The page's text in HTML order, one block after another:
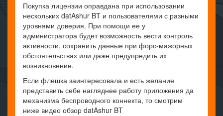
Покупка лицензии оправдана при использовании
нескольких datAshur BT и пользователями с разными
уровнями доверия. При помощи ее у
администратора будет возможность вести контроль
активности, сохранить данные при форс-мажорных
обстоятельствах или даже предупредить их
возникновение.
Если флешка заинтересовала и есть желание
представить себе нагляднее работу приложения да
механизма беспроводного коннекта, то смотрим
ниже видео обзор datAshur BT